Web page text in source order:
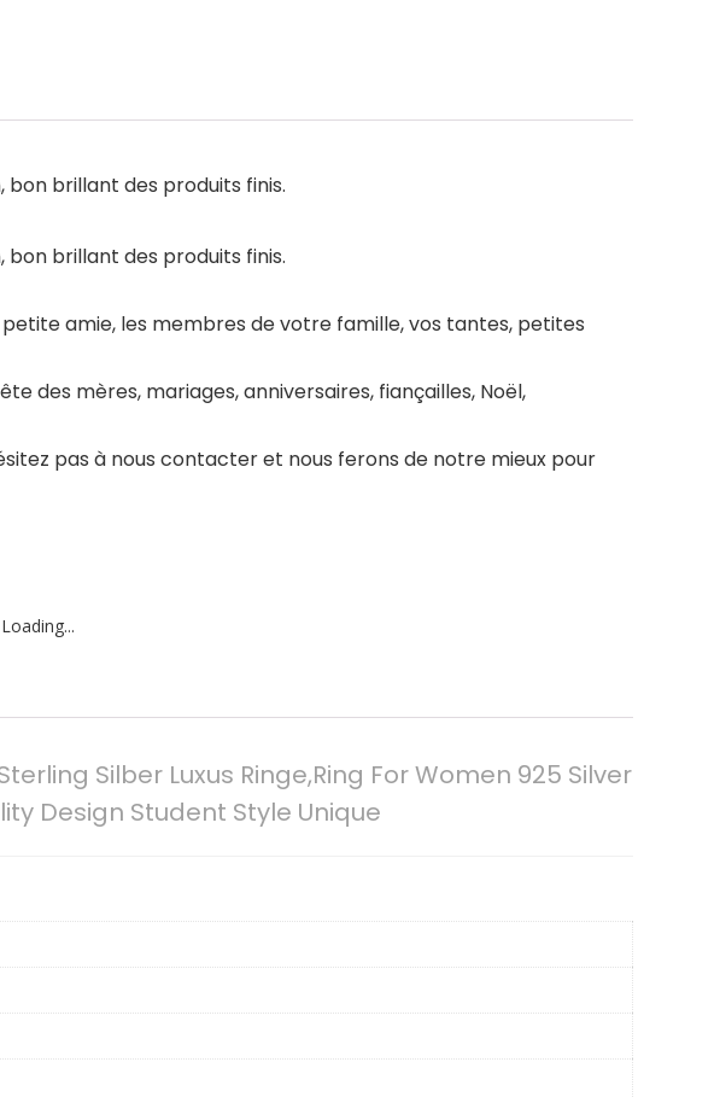
brillant des produits finis.
brillant des produits finis.
amie, les membres de votre famille, vos tantes, petites
des mères, mariages, anniversaires, fiançailles, Noël,
pas à nous contacter et nous ferons de notre mieux pour
Silber Luxus Ringe,Ring For Women 925 Silver
Design Student Style Unique